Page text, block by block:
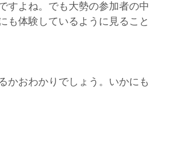
すよね。でも大勢の参加者の中
体験しているように見ること
かおわかりでしょう。いかにも